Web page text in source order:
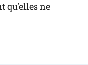
qu’elles ne